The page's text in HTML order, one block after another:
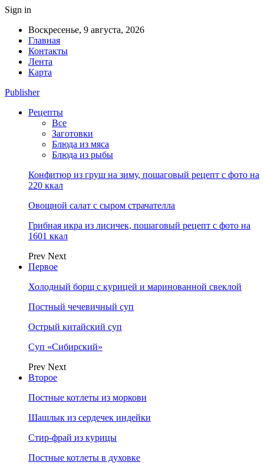
Sign in
Воскресенье, 9 августа, 2026
Главная
Контакты
Лента
Карта
Publisher
Рецепты
Все
Заготовки
Блюда из мяса
Блюда из рыбы
Конфитюр из груш на зиму, пошаговый рецепт с фото на
220 ккал
Овощной салат с сыром страчателла
Грибная икра из лисичек, пошаговый рецепт с фото на
1601 ккал
Prev Next
Первое
Холодный борщ с курицей и маринованной свеклой
Постный чечевичный суп
Острый китайский суп
Суп «Сибирский»
Prev Next
Второе
Постные котлеты из моркови
Шашлык из сердечек индейки
Стир-фрай из курицы
Постные котлеты в духовке